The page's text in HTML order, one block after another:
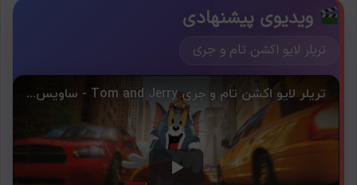
ویدیوی پیشنهادی
تریلر لایو اکشن تام و جری